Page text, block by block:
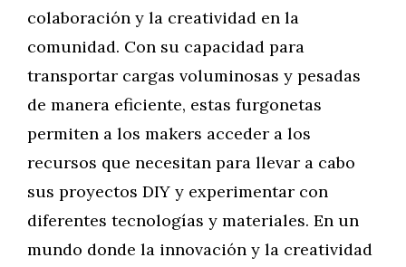
colaboración y la creatividad en la
comunidad. Con su capacidad para
transportar cargas voluminosas y pesadas
de manera eficiente, estas furgonetas
permiten a los makers acceder a los
recursos que necesitan para llevar a cabo
sus proyectos DIY y experimentar con
diferentes tecnologías y materiales. En un
mundo donde la innovación y la creatividad